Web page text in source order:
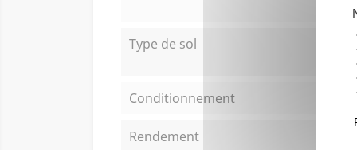
Type de sol
Conditionnement
Rendement